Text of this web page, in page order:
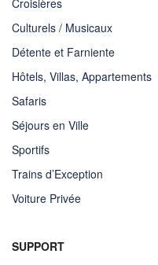
Croisières
Culturels / Musicaux
Détente et Farniente
Hôtels, Villas, Appartements
Safaris
Séjours en Ville
Sportifs
Trains d’Exception
Voiture Privée
SUPPORT